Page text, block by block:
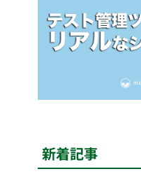
新着記事